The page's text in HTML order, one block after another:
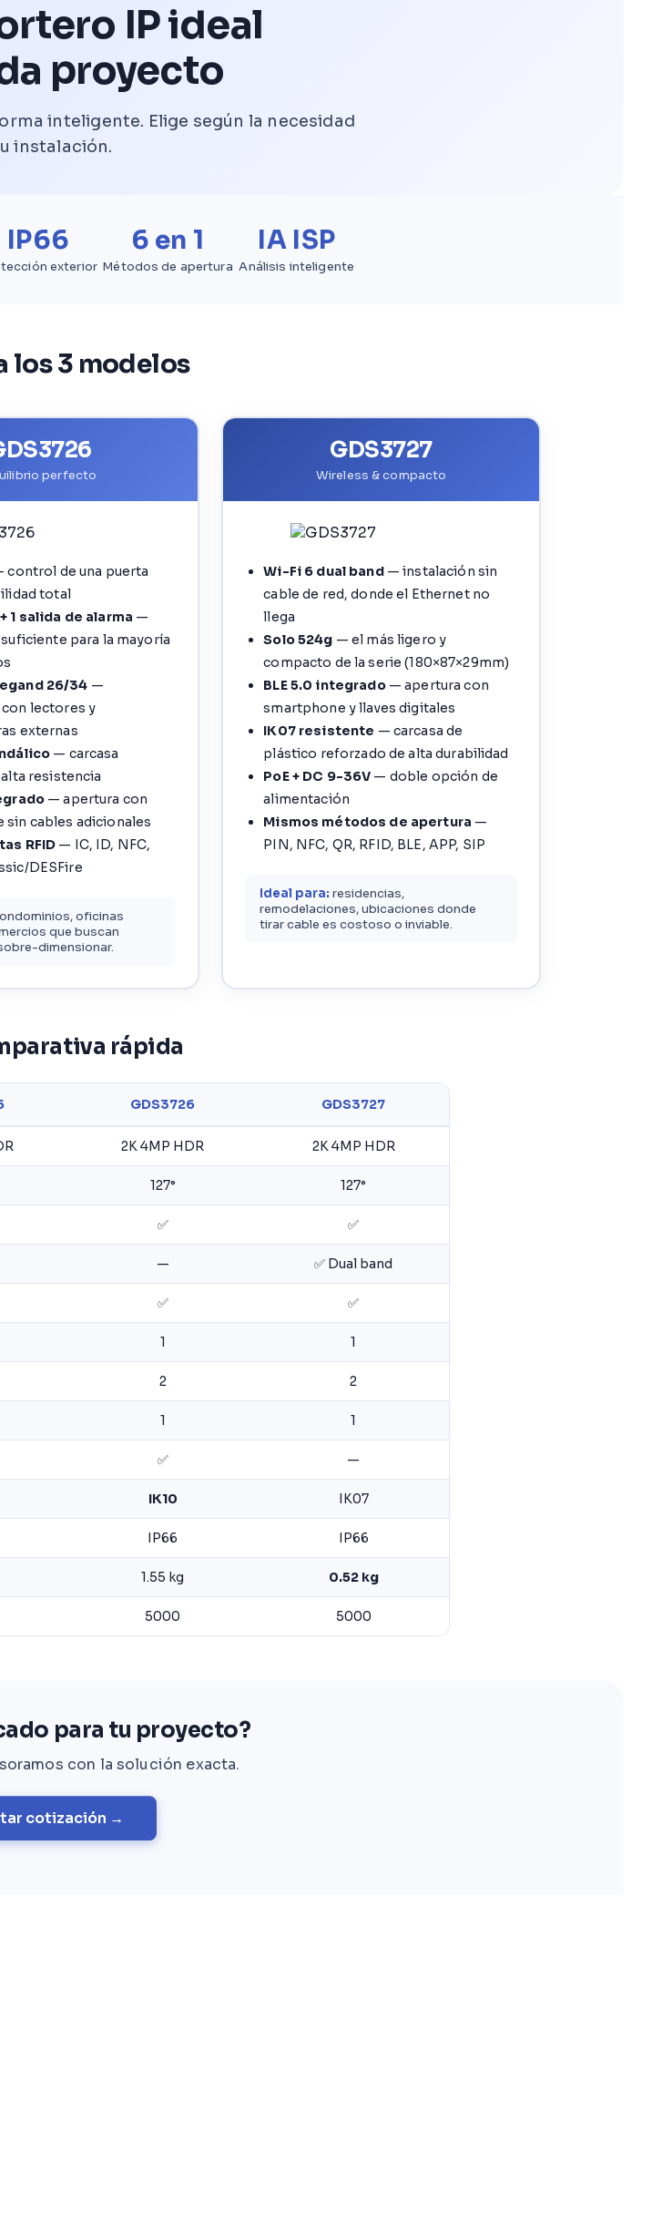
IP ideal
proyecto
inteligente. Elige según la necesidad
instalación.
IP66
exterior
6 en 1
Métodos de apertura
IA ISP
Análisis inteligente
los 3 modelos
perfecto
control de una puerta
total
1 salida de alarma —
para la mayoría
26/34 —
lectores y
externas
— carcasa
resistencia
— apertura con
sin cables adicionales
RFID — IC, ID, NFC,
DESFire
oficinas
que buscan
dimensionar.
GDS3727
Wireless & compacto
Wi-Fi 6 dual band— instalación sin
cable de red, donde el Ethernet no
llega
Solo 524g — el más ligero y
compacto de la serie (180×87×29mm)
BLE 5.0 integrado— apertura con
smartphone y llaves digitales
IK07 resistente — carcasa de
plástico reforzado de alta durabilidad
PoE + DC 9-36V — doble opción de
alimentación
Mismos métodos de apertura —
PIN, NFC, QR, RFID, BLE, APP, SIP
Ideal para: residencias,
remodelaciones, ubicaciones donde
tirar cable es costoso o inviable.
rápida
GDS3726 GDS3727
2K 4MP HDR 2K 4MP HDR
127° 127°
✅ ✅
— ✅ Dual band
✅ ✅
1 1
2 2
1 1
✅ —
IK10 IK07
IP66 IP66
1.55 kg 0.52 kg
5000 5000
para tu proyecto?
con la solución exacta.
cotización →